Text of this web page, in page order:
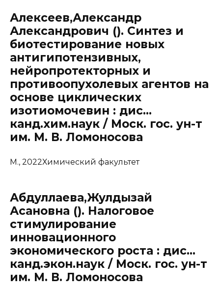
Алексеев,Александр
Александрович (). Синтез и
биотестирование новых
антигипотензивных,
нейропротекторных и
противоопухолевых агентов на
основе циклических
изотиомочевин : дис…
канд.хим.наук / Моск. гос. ун-т
им. М. В. Ломоносова
М., 2022Химический факультет
Абдуллаева,Жулдызай
Асановна (). Налоговое
стимулирование
инновационного
экономического роста : дис…
канд.экон.наук / Моск. гос. ун-т
им. М. В. Ломоносова